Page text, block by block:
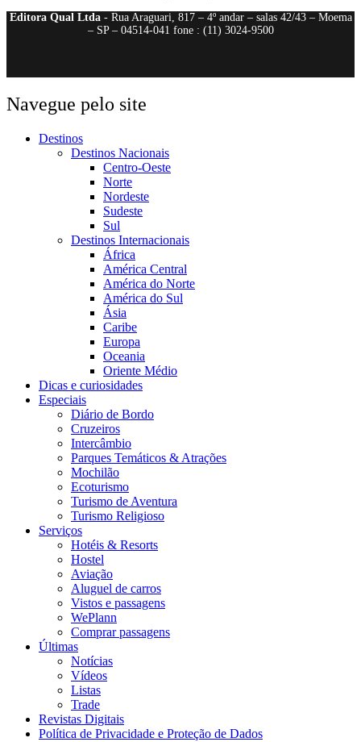
Editora Qual Ltda- Rua Araguari, 817 – 4º andar – salas 42/43 – Moema
– SP – 04514-041 fone : (11) 3024-9500
Navegue pelo site
Destinos
Destinos Nacionais
Centro-Oeste
Norte
Nordeste
Sudeste
Sul
Destinos Internacionais
África
América Central
América do Norte
América do Sul
Ásia
Caribe
Europa
Oceania
Oriente Médio
Dicas e curiosidades
Especiais
Diário de Bordo
Cruzeiros
Intercâmbio
Parques Temáticos & Atrações
Mochilão
Ecoturismo
Turismo de Aventura
Turismo Religioso
Serviços
Hotéis & Resorts
Hostel
Aviação
Aluguel de carros
Vistos e passagens
WePlann
Comprar passagens
Últimas
Notícias
Vídeos
Listas
Trade
Revistas Digitais
Política de Privacidade e Proteção de Dados